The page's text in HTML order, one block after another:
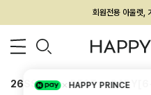
회원전용 아울렛,
멤버십 최
26SS 신상 BEST
HAPPY PRINCE